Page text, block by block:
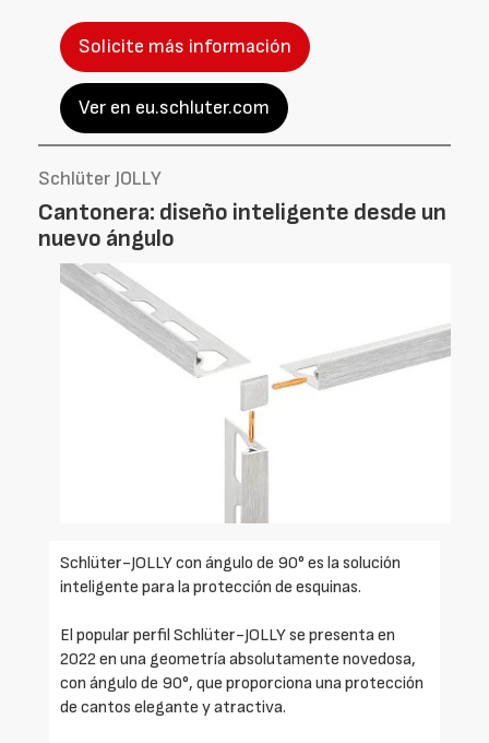
Solicite más información
Ver en eu.schluter.com
Schlüter JOLLY
Cantonera: diseño inteligente desde un
nuevo ángulo
Schlüter-JOLLY con ángulo de 90° es la solución
inteligente para la protección de esquinas.
El popular perfil Schlüter-JOLLY se presenta en
2022 en una geometría absolutamente novedosa,
con ángulo de 90°, que proporciona una protección
de cantos elegante y atractiva.